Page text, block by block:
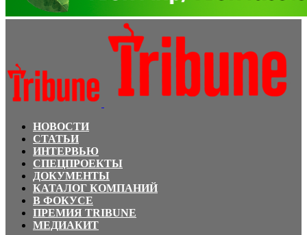
НОВОСТИ
СТАТЬИ
ИНТЕРВЬЮ
СПЕЦПРОЕКТЫ
ДОКУМЕНТЫ
КАТАЛОГ КОМПАНИЙ
В ФОКУСЕ
ПРЕМИЯ TRIBUNE
МЕДИАКИТ